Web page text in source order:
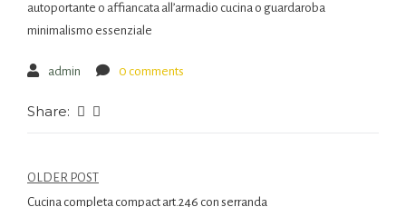
autoportante o affiancata all’armadio cucina o guardaroba
minimalismo essenziale
admin 0 comments
Share:
OLDER POST
Cucina completa compact art.246 con serranda